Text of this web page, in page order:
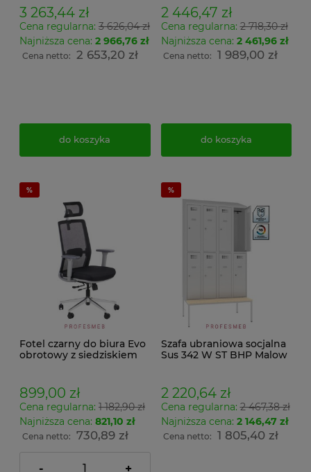
ładowania telefonów
wymiar 78x21x26cm
3 263,44 zł
Cena regularna: 3 626,04 zł
Najniższa cena: 2 966,76 zł
Cena netto: 2 653,20 zł
do koszyka
2 446,47 zł
Cena regularna:2 718,30 zł
Najniższa cena: 2 461,96 zł
Cena netto: 1 989,00 zł
do koszyka
Fotel czarny do biura Evo
obrotowy z siedziskiem
podłokietniki 3D oraz
podparcie lędźwiowe z
regulowaną wysokością
899,00 zł
Cena regularna: 1 182,90 zł
Najniższa cena: 821,10 zł
Cena netto: 730,89 zł
- +
Szafa ubraniowa socjalna
Sus 342 W ST BHP Malow
P 433 i daszkiem
skośnym wymiar
239x120x74,5cm
2 220,64 zł
Cena regularna:2 467,38 zł
Najniższa cena: 2 146,47 zł
Cena netto: 1 805,40 zł